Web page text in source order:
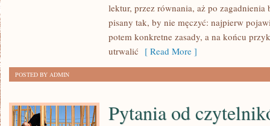
lektur, przez równania, aż po zagadnienia
pisany tak, by nie męczyć: najpierw
potem konkretne zasady, a na końcu
utrwalić [ Read More ]
POSTED BY ADMIN
Pytania od